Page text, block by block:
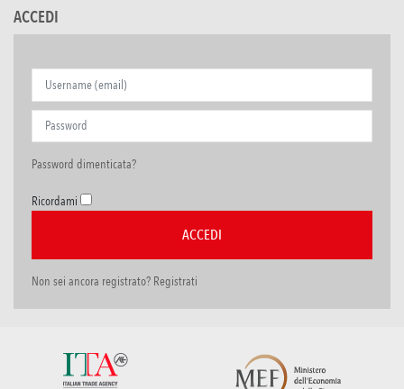
ACCEDI
Password dimenticata?
Ricordami
Non sei ancora registrato? Registrati